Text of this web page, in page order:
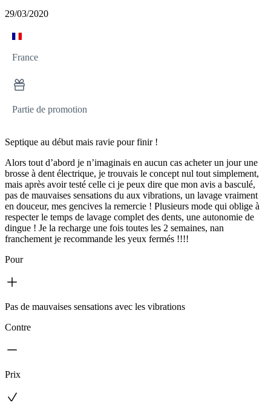
29/03/2020
France
Partie de promotion
Septique au début mais ravie pour finir !
Alors tout d’abord je n’imaginais en aucun cas acheter un jour une
brosse à dent électrique, je trouvais le concept nul tout simplement,
mais après avoir testé celle ci je peux dire que mon avis a basculé,
pas de mauvaises sensations du aux vibrations, un lavage vraiment
en douceur, mes gencives la remercie ! Plusieurs mode qui oblige à
respecter le temps de lavage complet des dents, une autonomie de
dingue ! Je la recharge une fois toutes les 2 semaines, nan
franchement je recommande les yeux fermés !!!!
Pour
Pas de mauvaises sensations avec les vibrations
Contre
Prix